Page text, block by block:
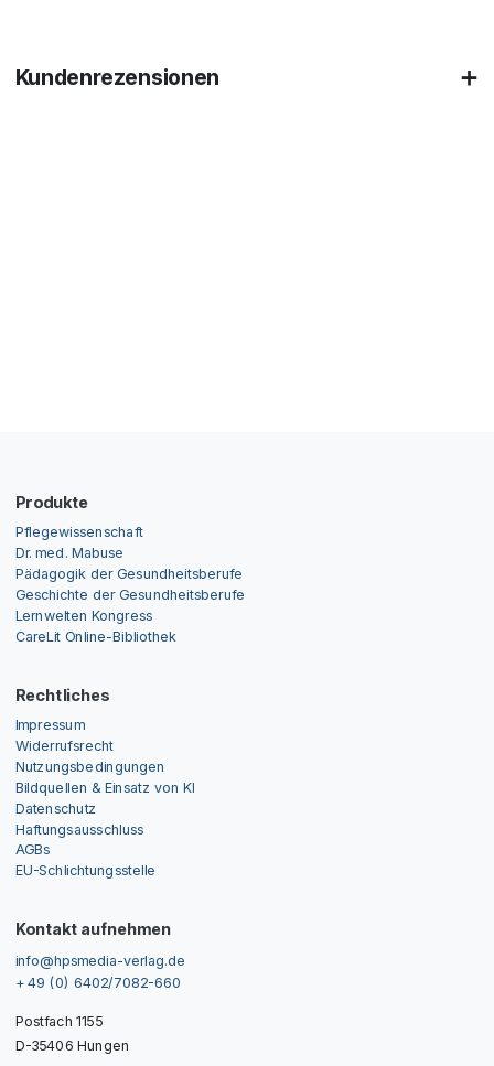
Kundenrezensionen
Produkte
Pflegewissenschaft
Dr. med. Mabuse
Pädagogik der Gesundheitsberufe
Geschichte der Gesundheitsberufe
Lernwelten Kongress
CareLit Online-Bibliothek
Rechtliches
Impressum
Widerrufsrecht
Nutzungsbedingungen
Bildquellen & Einsatz von KI
Datenschutz
Haftungsausschluss
AGBs
EU-Schlichtungsstelle
Kontakt aufnehmen
info@hpsmedia-verlag.de
+ 49 (0) 6402/7082-660
Postfach 1155
D-35406 Hungen